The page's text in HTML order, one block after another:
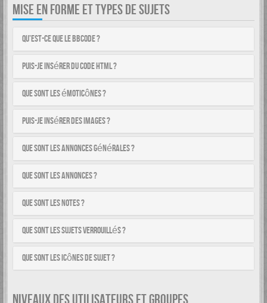
MISE EN FORME ET TYPES DE SUJETS
Qu’est-ce que le BBCode ?
Puis-je insérer du code HTML ?
Que sont les émoticônes ?
Puis-je insérer des images ?
Que sont les annonces générales ?
Que sont les annonces ?
Que sont les notes ?
Que sont les sujets verrouillés ?
Que sont les icônes de sujet ?